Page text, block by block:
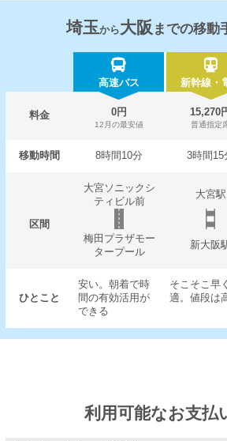
埼玉から大阪 までの移動
高速バス 新幹線・
料金 0円
12月の最安値
15,270
普通指定
移動時間 8時間10分 3時間15
区間
大宮ソニックシ
ティビル前
大宮駅
梅田プラザモー
タープール
新大阪
ひとこと
安い。朝着で時
間の有効活用が
できる
そこそこ早
適。値段は
利用可能なお支払